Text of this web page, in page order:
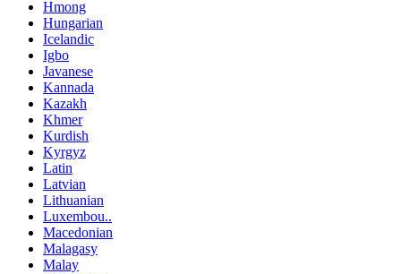
Hmong
Hungarian
Icelandic
Igbo
Javanese
Kannada
Kazakh
Khmer
Kurdish
Kyrgyz
Latin
Latvian
Lithuanian
Luxembou..
Macedonian
Malagasy
Malay